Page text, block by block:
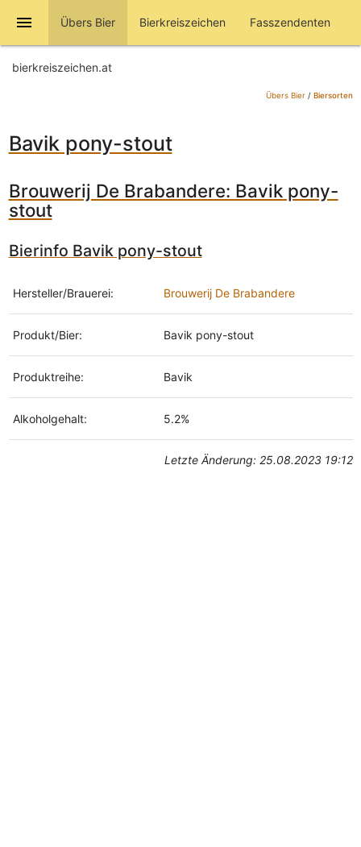
menu Übers Bier Bierkreiszeichen Fasszendenten
bierkreiszeichen.at
Übers Bier/ Biersorten
Bavik pony-stout
Brouwerij De Brabandere: Bavik pony-
stout
Bierinfo Bavik pony-stout
Hersteller/Brauerei: Brouwerij De Brabandere
Produkt/Bier: Bavik pony-stout
Produktreihe: Bavik
Alkoholgehalt: 5.2%
Letzte Änderung: 25.08.2023 19:12